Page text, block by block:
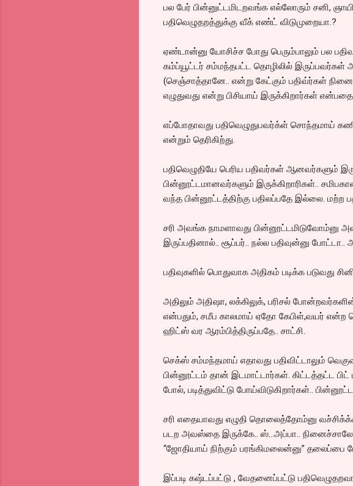
பல பேர் பின்னுட்டமிடறவங்க எல்லோரும் சனி,
பதிவெழுதறத்துக்கு வீக் எண்ட் விடுமுறையா.?
ஏண்டான்னு யோசிச்ச போது பெரும்பாலும் பல
கம்ப்யூட்டர் சம்மந்தபட்ட தொழிலில் இருப்பவர்கள்
(செஞ்சாத்தானே.. என்று கேட்கும் பதிவ்ர்கள்
எழுதுவது என்று பிசியாய் இருக்கிறார்கள்
எப்போதாவது பதிவெழுதுபவர்க்ள் சொந்தமாய்
என்றும் தெரிகிற்து.
பதிவெழுதியே பெரிய பதிவர்கள் ஆனவர்களும்
பின்னூட்டமானவர்களும் இருக்கிறாரிகள்..
வந்த பின்னூட்டத்திற்கு பதிலப்பதே இல்லை. மற்ற
சரி அவங்க நாமளாவது பின்னூட்டமிடுவோம்னு
இருப்பதினால்.. சூப்பர்.. நல்ல பதிவுன்னு
பதிவுகளில் பொதுவாக அதிகம் படிக்க படுவது
அதிலும் அதிஷா, லக்கிலுக், பரிசல்
என்பதும், சமீப காலமாய் ஏதோ கேபிள்,வயர் என்ற
ஹிட்ஸ் வர ஆரம்பித்திருப்பதே.. சாட்சி.
செக்ஸ் சம்மந்தமாய் எதாவது பதிவிட்டாலும்
பின்னூட்டம் தான் இடமாட்டார்கள். கிட்டத்தட்ட பிட்
போல், படித்துவிட்டு போய்விடுகிறார்கள்..
சரி எதையாவது எழுதி தொலைத்தோம்னு
படற அவஸ்தை இருக்கே.. ஸ்...அப்பா..
“ஜோதியாய் நிற்கும் பரங்கிமலைன்னு” தலைப்பை
இப்படி கஷ்டப்பட்டு , வேதனைப்பட்டு